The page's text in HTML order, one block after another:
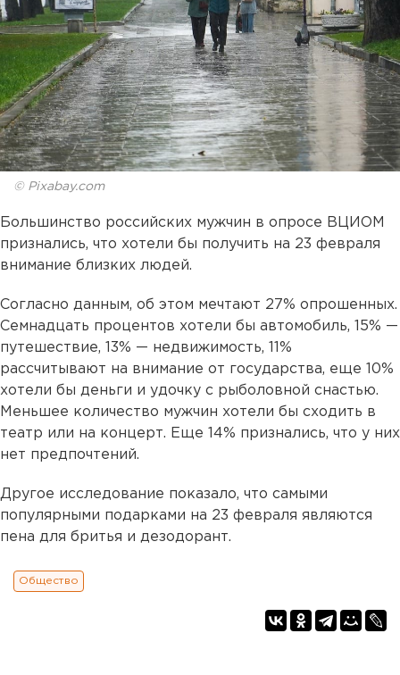
© Pixabay.com
Большинство российских мужчин в опросе ВЦИОМ
признались, что хотели бы получить на 23 февраля
внимание близких людей.
Согласно данным, об этом мечтают 27% опрошенных.
Семнадцать процентов хотели бы автомобиль, 15% —
путешествие, 13% — недвижимость, 11%
рассчитывают на внимание от государства, еще 10%
хотели бы деньги и удочку с рыболовной снастью.
Меньшее количество мужчин хотели бы сходить в
театр или на концерт. Еще 14% признались, что у них
нет предпочтений.
Другое исследование показало, что самыми
популярными подарками на 23 февраля являются
пена для бритья и дезодорант.
Общество